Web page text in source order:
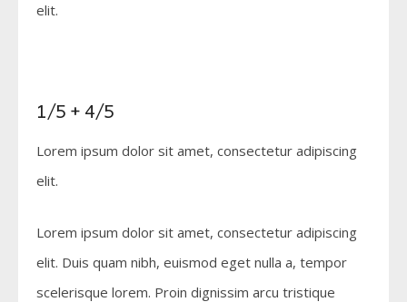
elit.
1/5 + 4/5
Lorem ipsum dolor sit amet, consectetur adipiscing
elit.
Lorem ipsum dolor sit amet, consectetur adipiscing
elit. Duis quam nibh, euismod eget nulla a, tempor
scelerisque lorem. Proin dignissim arcu tristique